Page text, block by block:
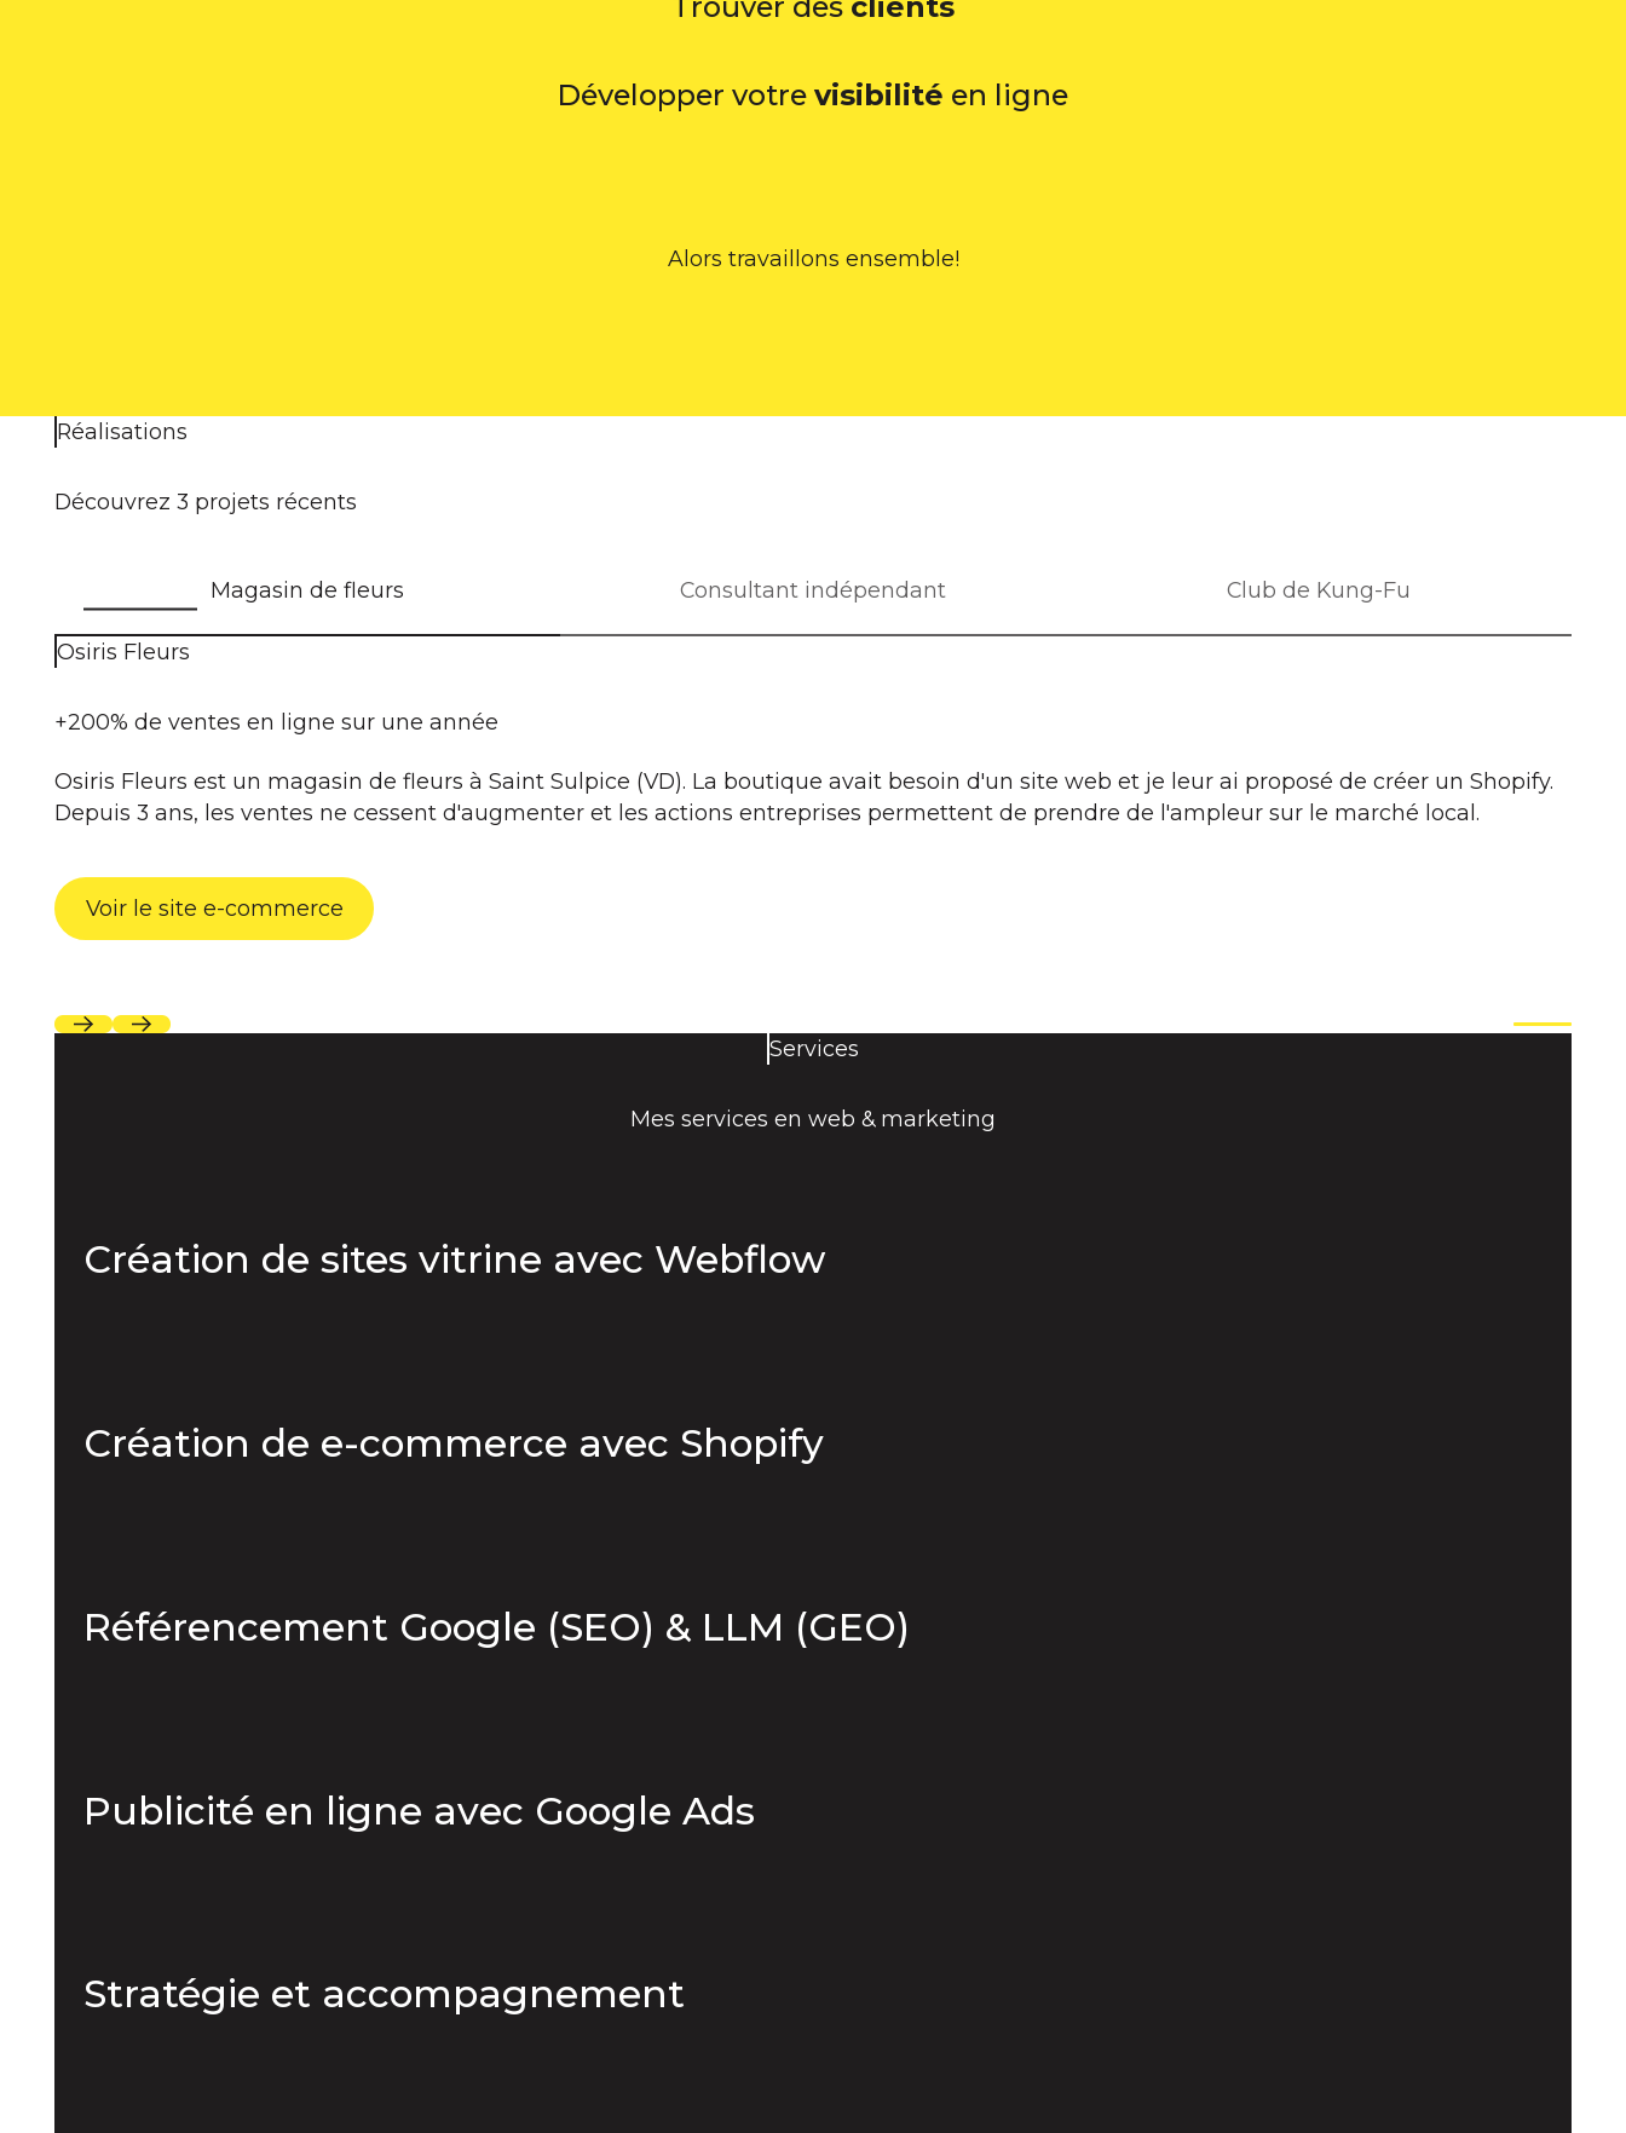
Développer votre visibilité en ligne
Alors travaillons ensemble!
Réalisations
Découvrez 3 projets récents
Magasin de fleurs Consultant indépendant Club de Kung-Fu
Osiris Fleurs
+200% de ventes en ligne sur une année
Osiris Fleurs est un magasin de fleurs à Saint Sulpice (VD). La boutique avait besoin d'un site web et je leur ai proposé de créer un Shopify.
Depuis 3 ans, les ventes ne cessent d'augmenter et les actions entreprises permettent de prendre de l'ampleur sur le marché local.
Voir le site e-commerce
Voir le site e-commerce
Next Next Start
Services
Mes services en web & marketing
Création de sites vitrine avec Webflow
Création de e-commerce avec Shopify
Référencement Google (SEO) & LLM (GEO)
Publicité en ligne avec Google Ads
Stratégie et accompagnement